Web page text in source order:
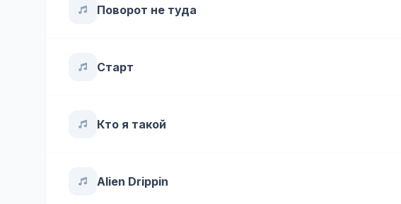
Поворот не туда
Старт
Кто я такой
Alien Drippin